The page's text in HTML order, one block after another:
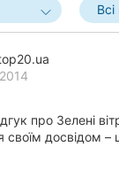
Всі
про Зелені
своїм досвідом
іншим жителям